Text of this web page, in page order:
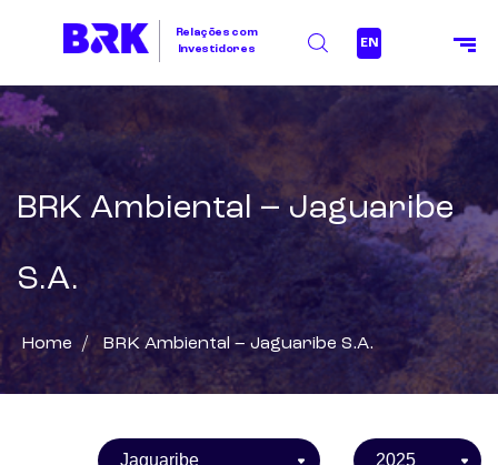
Relações com
Investidores
EN
BRK Ambiental – Jaguaribe
S.A.
Home / BRK Ambiental – Jaguaribe S.A.